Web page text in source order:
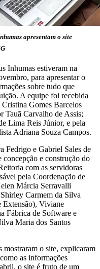
apresentam o site
Inhumas estiveram na
para apresentar o
sobre tudo que
A equipe foi recebida
Gomes Barcelos
Tauã Carvalho de Assis;
Lima Reis Júnior, e pela
Adriana Souza Campos.
Fedrigo e Gabriel Sales de
concepção e construção do
com as servidoras
pela Coordenação de
Márcia Serravalli
Carmem da Silva
Extensão), Viviane
Fábrica de Software e
Maria dos Santos
mostraram o site, explicaram
as informações
o site é fruto de um